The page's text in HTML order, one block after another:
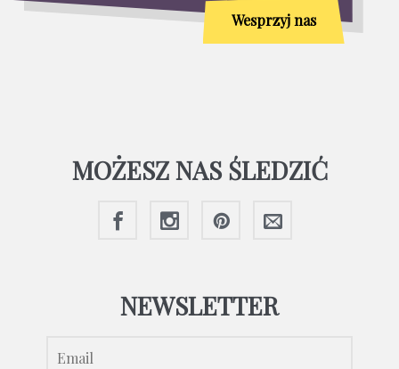
Wesprzyj nas
MOŻESZ NAS ŚLEDZIĆ
NEWSLETTER